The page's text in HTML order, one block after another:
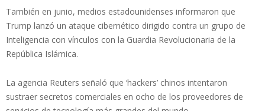
También en junio, medios estadounidenses informaron que
Trump lanzó un ataque cibernético dirigido contra un grupo de
Inteligencia con vínculos con la Guardia Revolucionaria de la
República Islámica.
La agencia Reuters señaló que ‘hackers’ chinos intentaron
sustraer secretos comerciales en ocho de los proveedores de